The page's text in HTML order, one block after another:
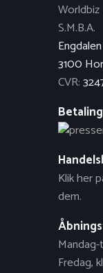
Worldbiz
S.M.B.A.
3100
CVR:
Klik her
dem.
Fredag,